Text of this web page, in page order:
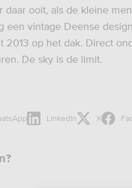
daar ooit, als de kleine
een vintage Deense
2013 op het dak. Direct
De sky is de limit.
LinkedIn X